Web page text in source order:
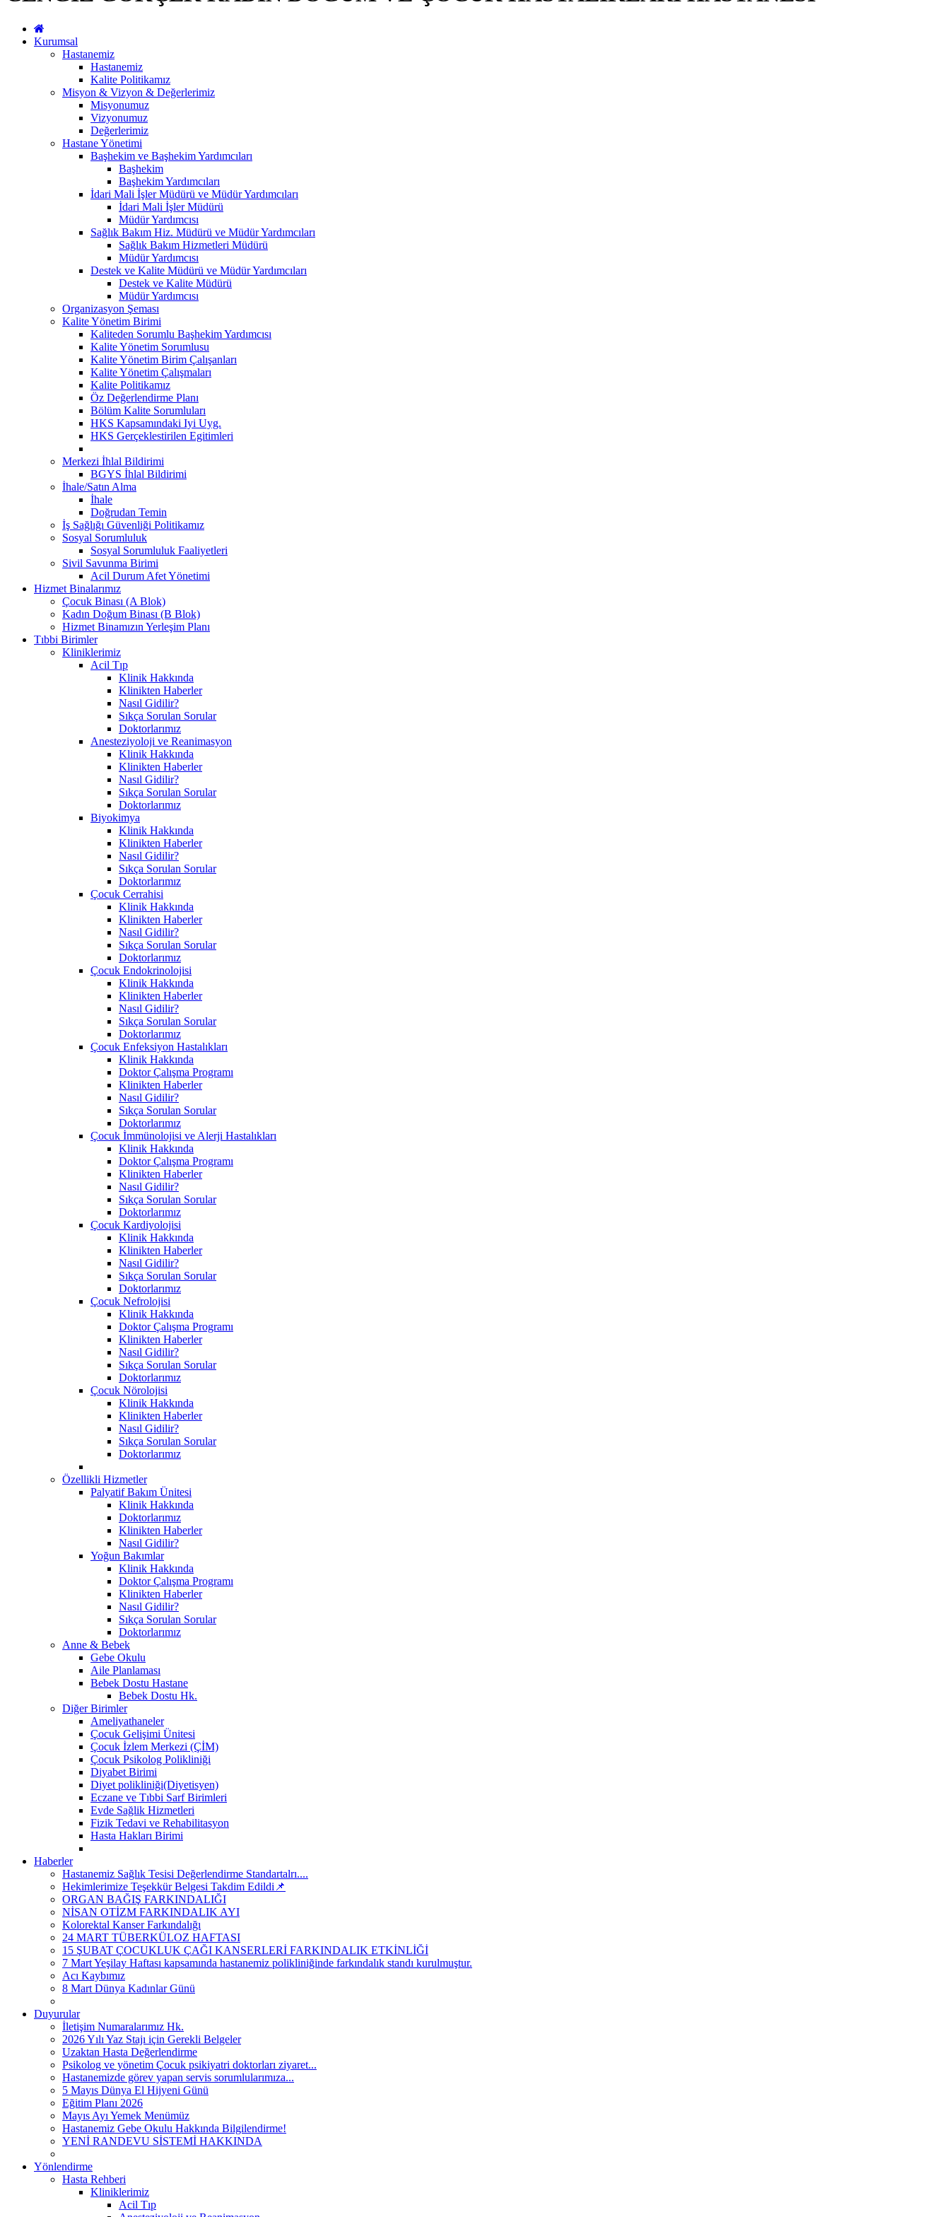
Kurumsal
Hastanemiz
Hastanemiz
Kalite Politikamız
Misyon & Vizyon & Değerlerimiz
Misyonumuz
Vizyonumuz
Değerlerimiz
Hastane Yönetimi
Başhekim ve Başhekim Yardımcıları
Başhekim
Başhekim Yardımcıları
İdari Mali İşler Müdürü ve Müdür Yardımcıları
İdari Mali İşler Müdürü
Müdür Yardımcısı
Sağlık Bakım Hiz. Müdürü ve Müdür Yardımcıları
Sağlık Bakım Hizmetleri Müdürü
Müdür Yardımcısı
Destek ve Kalite Müdürü ve Müdür Yardımcıları
Destek ve Kalite Müdürü
Müdür Yardımcısı
Organizasyon Şeması
Kalite Yönetim Birimi
Kaliteden Sorumlu Başhekim Yardımcısı
Kalite Yönetim Sorumlusu
Kalite Yönetim Birim Çalışanları
Kalite Yönetim Çalışmaları
Kalite Politikamız
Öz Değerlendirme Planı
Bölüm Kalite Sorumluları
HKS Kapsamındaki Iyi Uyg.
HKS Gerçeklestirilen Egitimleri
Merkezi İhlal Bildirimi
BGYS İhlal Bildirimi
İhale/Satın Alma
İhale
Doğrudan Temin
İş Sağlığı Güvenliği Politikamız
Sosyal Sorumluluk
Sosyal Sorumluluk Faaliyetleri
Sivil Savunma Birimi
Acil Durum Afet Yönetimi
Hizmet Binalarımız
Çocuk Binası (A Blok)
Kadın Doğum Binası (B Blok)
Hizmet Binamızın Yerleşim Planı
Tıbbi Birimler
Kliniklerimiz
Acil Tıp
Klinik Hakkında
Klinikten Haberler
Nasıl Gidilir?
Sıkça Sorulan Sorular
Doktorlarımız
Anesteziyoloji ve Reanimasyon
Klinik Hakkında
Klinikten Haberler
Nasıl Gidilir?
Sıkça Sorulan Sorular
Doktorlarımız
Biyokimya
Klinik Hakkında
Klinikten Haberler
Nasıl Gidilir?
Sıkça Sorulan Sorular
Doktorlarımız
Çocuk Cerrahisi
Klinik Hakkında
Klinikten Haberler
Nasıl Gidilir?
Sıkça Sorulan Sorular
Doktorlarımız
Çocuk Endokrinolojisi
Klinik Hakkında
Klinikten Haberler
Nasıl Gidilir?
Sıkça Sorulan Sorular
Doktorlarımız
Çocuk Enfeksiyon Hastalıkları
Klinik Hakkında
Doktor Çalışma Programı
Klinikten Haberler
Nasıl Gidilir?
Sıkça Sorulan Sorular
Doktorlarımız
Çocuk İmmünolojisi ve Alerji Hastalıkları
Klinik Hakkında
Doktor Çalışma Programı
Klinikten Haberler
Nasıl Gidilir?
Sıkça Sorulan Sorular
Doktorlarımız
Çocuk Kardiyolojisi
Klinik Hakkında
Klinikten Haberler
Nasıl Gidilir?
Sıkça Sorulan Sorular
Doktorlarımız
Çocuk Nefrolojisi
Klinik Hakkında
Doktor Çalışma Programı
Klinikten Haberler
Nasıl Gidilir?
Sıkça Sorulan Sorular
Doktorlarımız
Çocuk Nörolojisi
Klinik Hakkında
Klinikten Haberler
Nasıl Gidilir?
Sıkça Sorulan Sorular
Doktorlarımız
Özellikli Hizmetler
Palyatif Bakım Ünitesi
Klinik Hakkında
Doktorlarımız
Klinikten Haberler
Nasıl Gidilir?
Yoğun Bakımlar
Klinik Hakkında
Doktor Çalışma Programı
Klinikten Haberler
Nasıl Gidilir?
Sıkça Sorulan Sorular
Doktorlarımız
Anne & Bebek
Gebe Okulu
Aile Planlaması
Bebek Dostu Hastane
Bebek Dostu Hk.
Diğer Birimler
Ameliyathaneler
Çocuk Gelişimi Ünitesi
Çocuk İzlem Merkezi (ÇİM)
Çocuk Psikolog Polikliniği
Diyabet Birimi
Diyet polikliniği(Diyetisyen)
Eczane ve Tıbbi Sarf Birimleri
Evde Sağlik Hizmetleri
Fizik Tedavi ve Rehabilitasyon
Hasta Hakları Birimi
Haberler
Hastanemiz Sağlık Tesisi Değerlendirme Standartalrı....
Hekimlerimize Teşekkür Belgesi Takdim Edildi📌
ORGAN BAĞIŞ FARKINDALIĞI
NİSAN OTİZM FARKINDALIK AYI
Kolorektal Kanser Farkındalığı
24 MART TÜBERKÜLOZ HAFTASI
15 ŞUBAT ÇOCUKLUK ÇAĞI KANSERLERİ FARKINDALIK ETKİNLİĞİ
7 Mart Yeşilay Haftası kapsamında hastanemiz polikliniğinde farkındalık standı kurulmuştur.
Acı Kaybımız
8 Mart Dünya Kadınlar Günü
Duyurular
İletişim Numaralarımız Hk.
2026 Yılı Yaz Stajı için Gerekli Belgeler
Uzaktan Hasta Değerlendirme
Psikolog ve yönetim Çocuk psikiyatri doktorları ziyaret...
Hastanemizde görev yapan servis sorumlularımıza...
5 Mayıs Dünya El Hijyeni Günü
Eğitim Planı 2026
Mayıs Ayı Yemek Menümüz
Hastanemiz Gebe Okulu Hakkında Bilgilendirme!
YENİ RANDEVU SİSTEMİ HAKKINDA
Yönlendirme
Hasta Rehberi
Kliniklerimiz
Acil Tıp